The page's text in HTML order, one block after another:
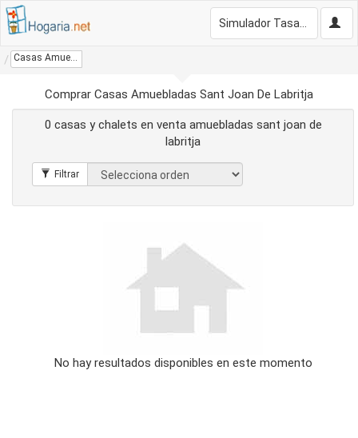
Casas Amuebladas Sant Joan De Labritja
Comprar Casas Amuebladas Sant Joan De Labritja
0 casas y chalets en venta amuebladas sant joan de
labritja
No hay resultados disponibles en este momento